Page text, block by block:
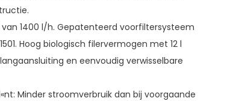
1400 l/h. Gepatenteerd voorfiltersysteem
Hoog biologisch filervermogen met 12 l
en eenvoudig verwisselbare
Minder stroomverbruik dan bij voorgaande